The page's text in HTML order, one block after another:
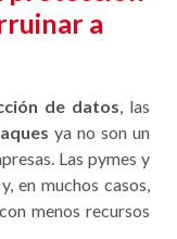
a
de datos, las
ya no son un
Las pymes y
en muchos casos,
menos recursos